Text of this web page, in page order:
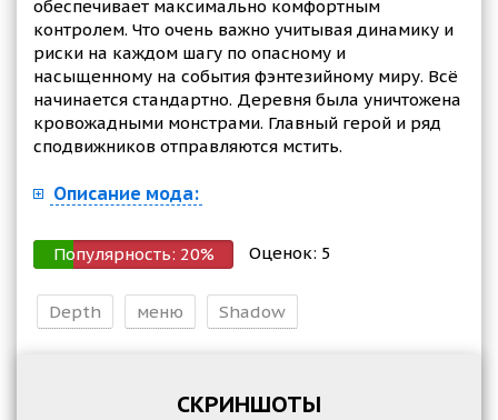
обеспечивает максимально комфортным
контролем. Что очень важно учитывая динамику и
риски на каждом шагу по опасному и
насыщенному на события фэнтезийному миру. Всё
начинается стандартно. Деревня была уничтожена
кровожадными монстрами. Главный герой и ряд
сподвижников отправляются мстить.
Описание мода:
Популярность: 20% Оценок: 5
Depth меню Shadow
СКРИНШОТЫ